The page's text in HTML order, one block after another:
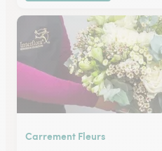
Carrement Fleurs